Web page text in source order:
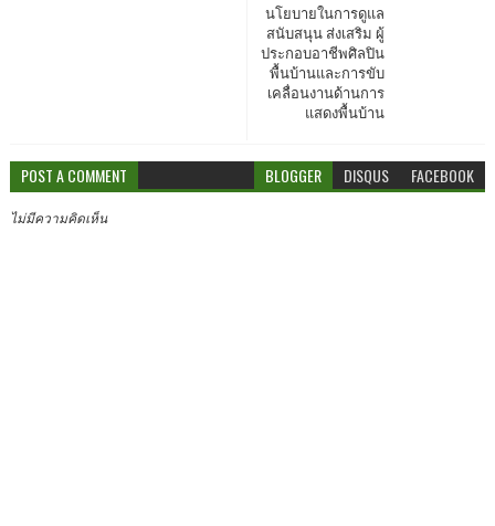
นโยบายในการดูแล
สนับสนุน ส่งเสริม ผู้
ประกอบอาชีพศิลปิน
พื้นบ้านและการขับ
เคลื่อนงานด้านการ
แสดงพื้นบ้าน
POST A COMMENT BLOGGER DISQUS FACEBOOK
ไม่มีความคิดเห็น